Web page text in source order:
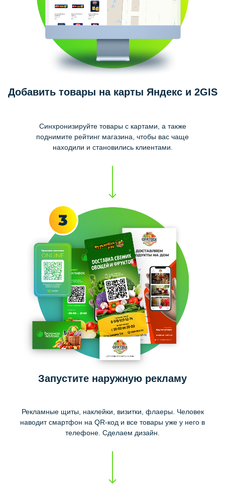
Добавить товары на карты Яндекс и 2GIS
Синхронизируйте товары с картами, а также
поднимите рейтинг магазина, чтобы вас чаще
находили и становились клиентами.
Запустите наружную рекламу
Рекламные щиты, наклейки, визитки, флаеры. Человек
наводит смартфон на QR-код и все товары уже у него в
телефоне. Сделаем дизайн.